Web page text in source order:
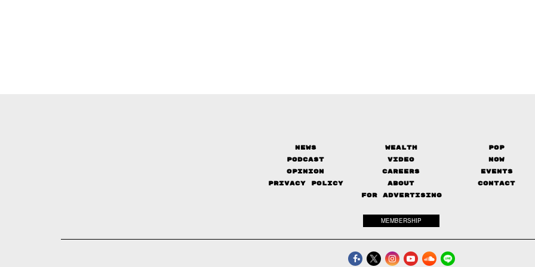
News Wealth
Pop
Podcast
Video
Now
Opinion
Careers
Events
Privacy Policy
About
Contact
FOR ADVERTISING
MEMBERSHIP